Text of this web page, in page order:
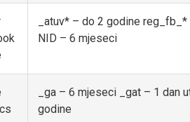
_atuv* – do 2 godine
NID – 6 mjeseci
_ga – 6 mjeseci _gat – 1 dan
godine